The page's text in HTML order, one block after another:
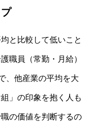
と比較して低いこと
職員（常勤・月給）
、他産業の平均を大
」の印象を抱く人も
の価値を判断するの